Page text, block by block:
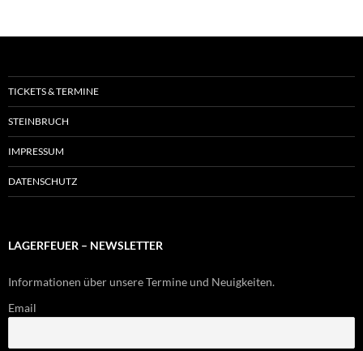
TICKETS & TERMINE
STEINBRUCH
IMPRESSUM
DATENSCHUTZ
LAGERFEUER – NEWSLETTER
Informationen über unsere Termine und Neuigkeiten.
Email